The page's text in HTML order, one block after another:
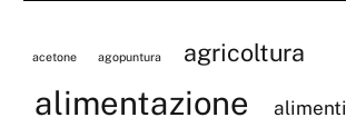
acetone agopuntura agricoltura
alimentazione alimenti